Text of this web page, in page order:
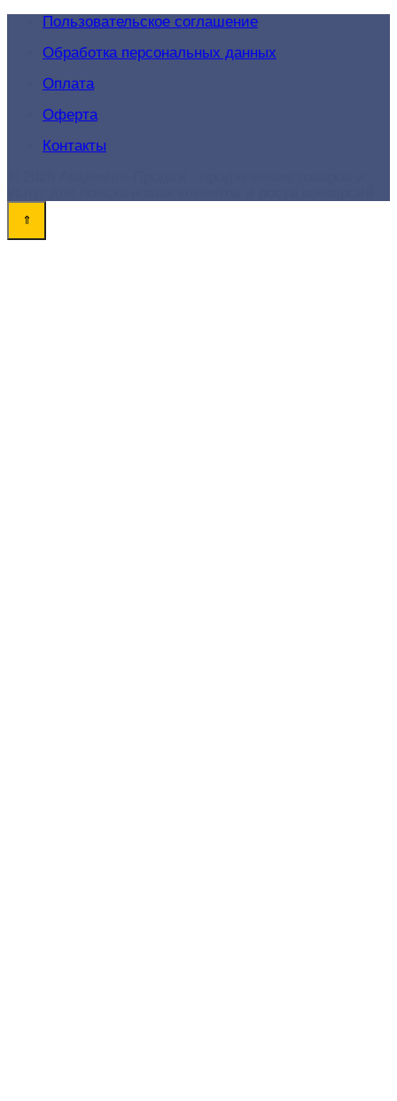
Пользовательское соглашение
Обработка персональных данных
Оплата
Оферта
Контакты